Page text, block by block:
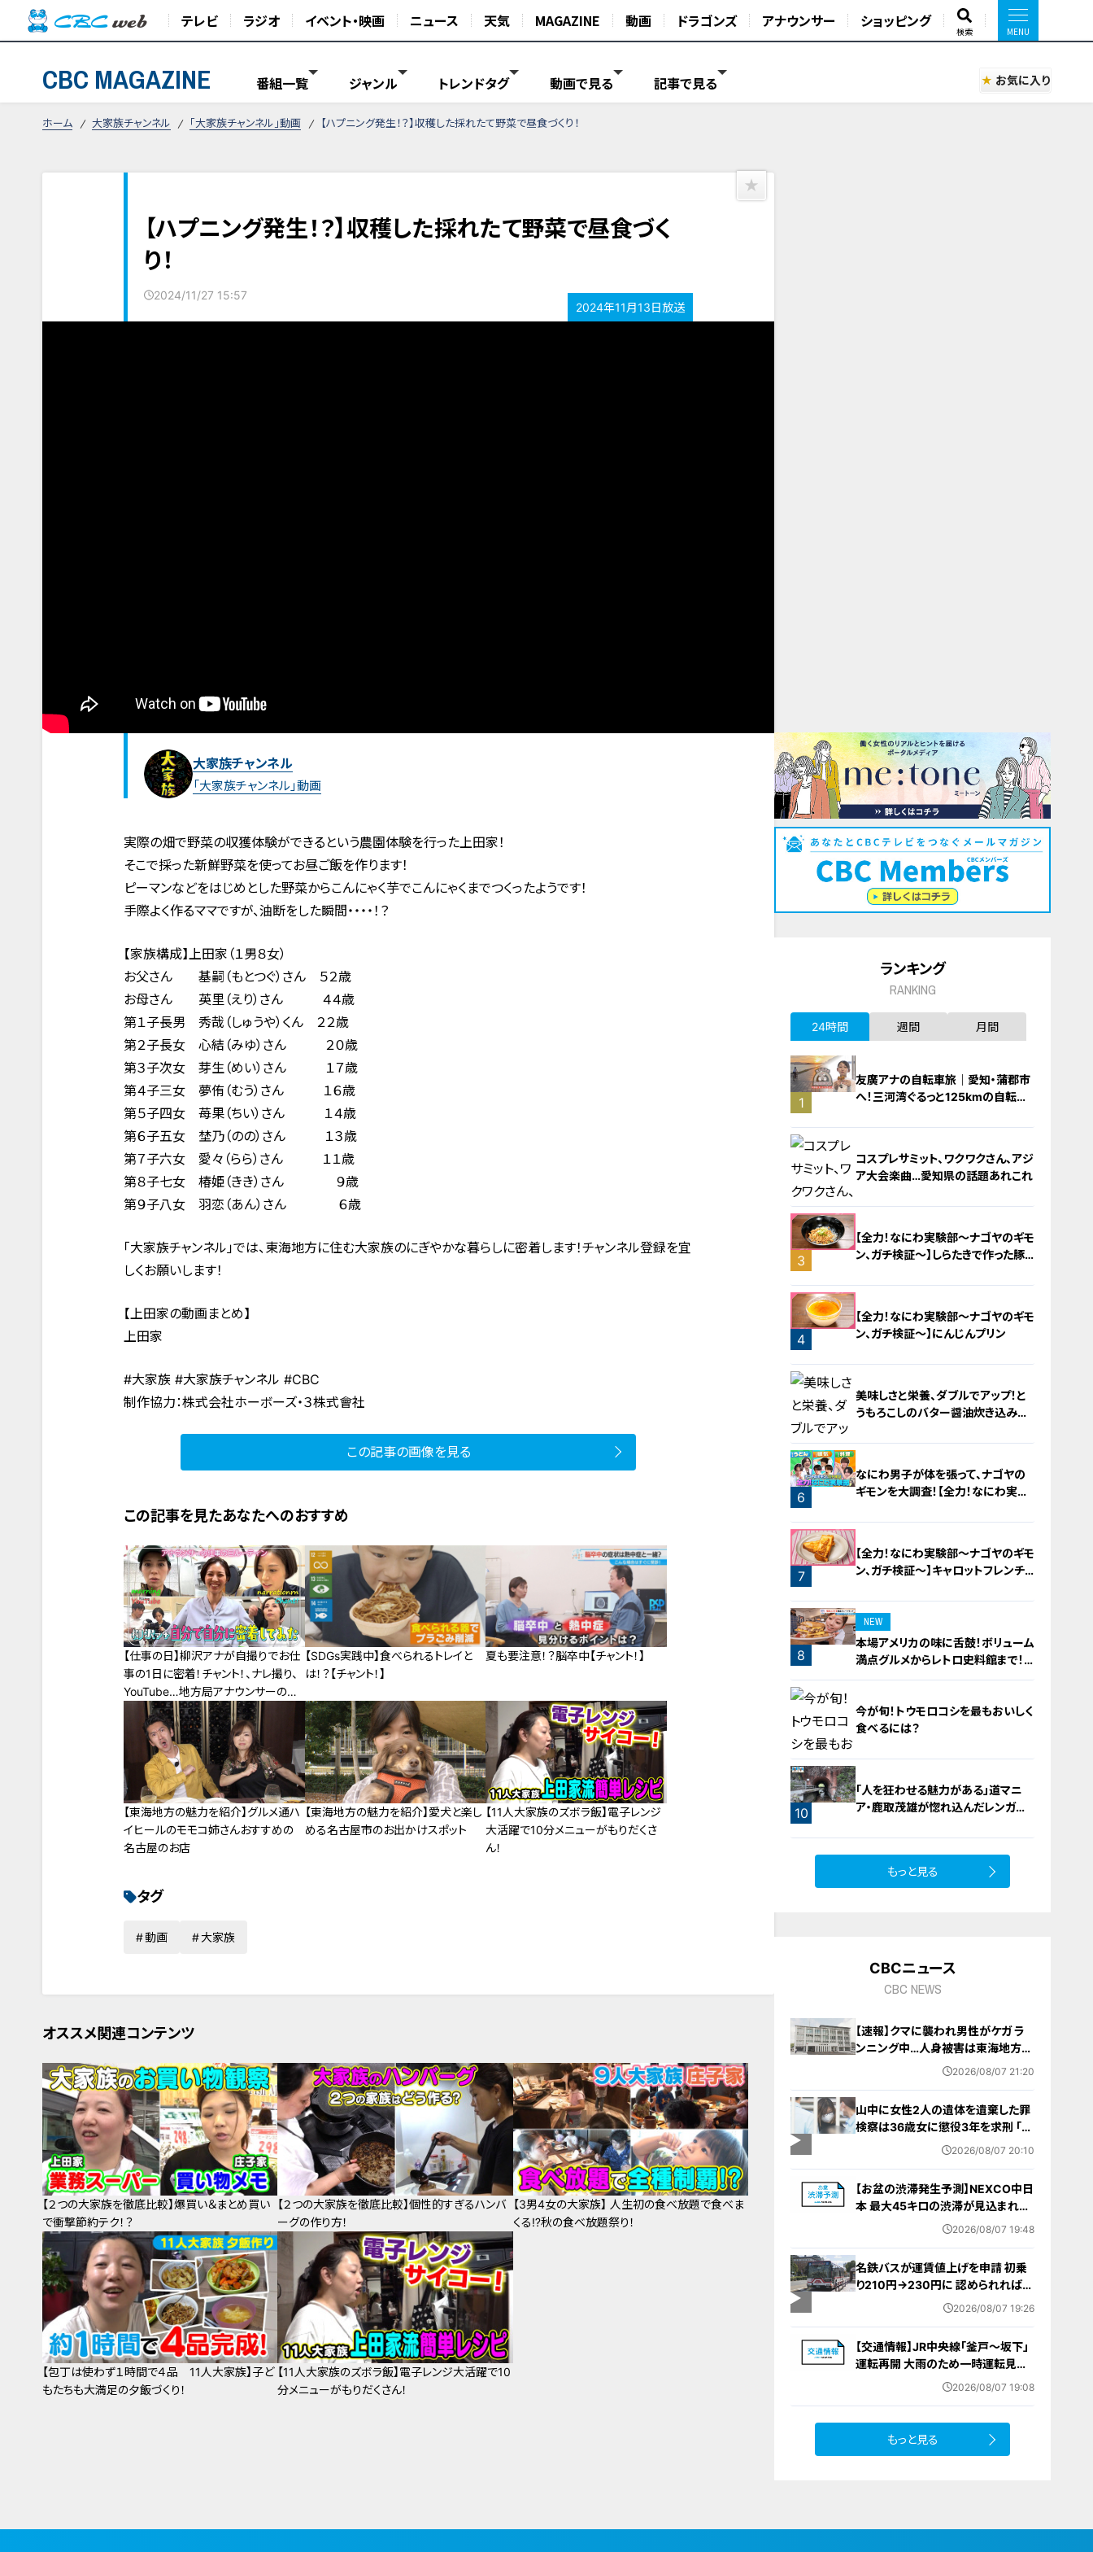
テレビ ラジオ イベント・映画 ニュース 天気 MAGAZINE 動画 ドラゴンズ アナウンサー ショッピング
検索
CBC MAGAZINE 番組一覧 ジャンル トレンドタグ 動画で見る 記事で見る お気に入り
ホーム 大家族チャンネル 「大家族チャンネル」動画 【ハプニング発生！？】収穫した採れたて野菜で昼食づくり！
【ハプニング発生！？】収穫した採れたて野菜で昼食づく
り！
2024/11/27 15:57
2024年11月13日放送
大家族チャンネル
「大家族チャンネル」動画
実際の畑で野菜の収獲体験ができるという農園体験を行った上田家！
そこで採った新鮮野菜を使ってお昼ご飯を作ります！
ピーマンなどをはじめとした野菜からこんにゃく芋でこんにゃくまでつくったようです！
手際よく作るママですが、油断をした瞬間・・・・！？
【家族構成】上田家（１男８女）
お父さん 基嗣（もとつぐ）さん ５２歳
お母さん 英里（えり）さん ４４歳
第１子長男 秀哉（しゅうや）くん ２２歳
第２子長女 心結（みゆ）さん ２０歳
第３子次女 芽生（めい）さん １７歳
第４子三女 夢侑（むう）さん １６歳
第５子四女 苺果（ちい）さん １４歳
第６子五女 埜乃（のの）さん １３歳
第７子六女 愛々（らら）さん １１歳
第８子七女 椿姫（きき）さん ９歳
第９子八女 羽恋（あん）さん ６歳
「大家族チャンネル」では、東海地方に住む大家族のにぎやかな暮らしに密着します！チャンネル登録を宜
しくお願いします！
【上田家の動画まとめ】
上田家
#大家族 #大家族チャンネル #CBC
制作協力：株式会社ホーボーズ・３株式會社
この記事の画像を見る
この記事を見たあなたへのおすすめ
【仕事の日】柳沢アナが自撮りでお仕
事の1日に密着！チャント！、ナレ撮り、
YouTube…地方局アナウンサーのル
ーティンとは？
【SDGs実践中】食べられるトレイと
は！？【チャント！】
夏も要注意！？脳卒中【チャント！】
【東海地方の魅力を紹介】グルメ通ハ
イヒールのモモコ姉さんおすすめの
名古屋のお店
【東海地方の魅力を紹介】愛犬と楽し
める名古屋市のお出かけスポット
【11人大家族のズボラ飯】電子レンジ
大活躍で10分メニューがもりだくさ
ん！
タグ
動画 大家族
オススメ関連コンテンツ
【２つの大家族を徹底比較】爆買い＆まとめ買い
で衝撃節約テク！？
【２つの大家族を徹底比較】個性的すぎるハンバ
ーグの作り方！
【3男4女の大家族】 人生初の食べ放題で食べま
くる⁉秋の食べ放題祭り！
【包丁は使わず１時間で４品 11人大家族】子ど
もたちも大満足の夕飯づくり！
【11人大家族のズボラ飯】電子レンジ大活躍で10
分メニューがもりだくさん！
ランキング
RANKING
24時間 週間 月間
1
友廣アナの自転車旅｜愛知・蒲郡市
へ！三河湾ぐるっと125kmの自転車
2
コスプレサミット、ワクワクさん、アジ
ア大会楽曲…愛知県の話題あれこれ
3
【全力！なにわ実験部～ナゴヤのギモ
ン、ガチ検証～】しらたきで作った豚
4
【全力！なにわ実験部～ナゴヤのギモ
ン、ガチ検証～】にんじんプリン
5
美味しさと栄養、ダブルでアップ！と
うもろこしのバター醤油炊き込みご
6
なにわ男子が体を張って、ナゴヤの
ギモンを大調査！【全力！なにわ実験
7
【全力！なにわ実験部～ナゴヤのギモ
ン、ガチ検証～】キャロットフレンチ
8
NEW
本場アメリカの味に舌鼓！ボリューム
満点グルメからレトロ史料館まで！
愛知・東海市の感動スポット3選
9
今が旬！トウモロコシを最もおいしく
食べるには？
10
「人を狂わせる魅力がある」道マニ
ア・鹿取茂雄が惚れ込んだレンガの
もっと見る
CBCニュース
CBC NEWS
【速報】クマに襲われ男性がケガ ラ
ンニング中…人身被害は東海地方で
今シーズン初めて 岐阜県高山市
2026/08/07 21:20
山中に女性2人の遺体を遺棄した罪
検察は36歳女に懲役3年を求刑 ｢遺
棄時に近くに居続けたこと自体が重
2026/08/07 20:10
【お盆の渋滞発生予測】NEXCO中日
本 最大45キロの渋滞が見込まれる
区間も… 中央道・東名・新東名・東名
2026/08/07 19:48
名鉄バスが運賃値上げを申請 初乗
り210円→230円に 認められれば
12月から全路線で平均1割程度の値
2026/08/07 19:26
【交通情報】JR中央線「釜戸～坂下」
運転再開 大雨のため一時運転見合
2026/08/07 19:08
もっと見る